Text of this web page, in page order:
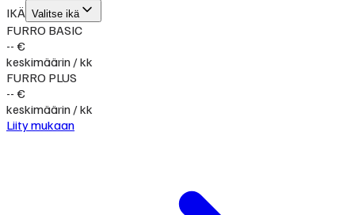
IKÄ Valitse ikä
FURRO BASIC
-- €
keskimäärin / kk
FURRO PLUS
-- €
keskimäärin / kk
Liity mukaan